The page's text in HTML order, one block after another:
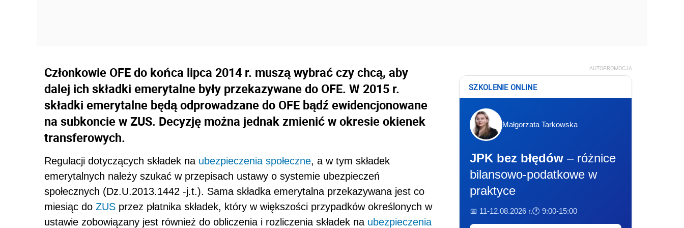
Członkowie OFE do końca lipca 2014 r. muszą wybrać czy chcą, aby
dalej ich składki emerytalne były przekazywane do OFE. W 2015 r.
składki emerytalne będą odprowadzane do OFE bądź ewidencjonowane
na subkoncie w ZUS. Decyzję można jednak zmienić w okresie okienek
transferowych.
Regulacji dotyczących składek na ubezpieczenia społeczne, a w tym składek
emerytalnych należy szukać w przepisach ustawy o systemie ubezpieczeń
społecznych (Dz.U.2013.1442 -j.t.). Sama składka emerytalna przekazywana jest co
miesiąc do ZUS przez płatnika składek, który w większości przypadków określonych w
ustawie zobowiązany jest również do obliczenia i rozliczenia składek na ubezpieczenia
AUTOPROMOCJA
SZKOLENIE ONLINE
Małgorzata Tarkowska
JPK bez błędów – różnice
bilansowo-podatkowe w
praktyce
📅 11-12.08.2026 r.🕐 9:00-15:00